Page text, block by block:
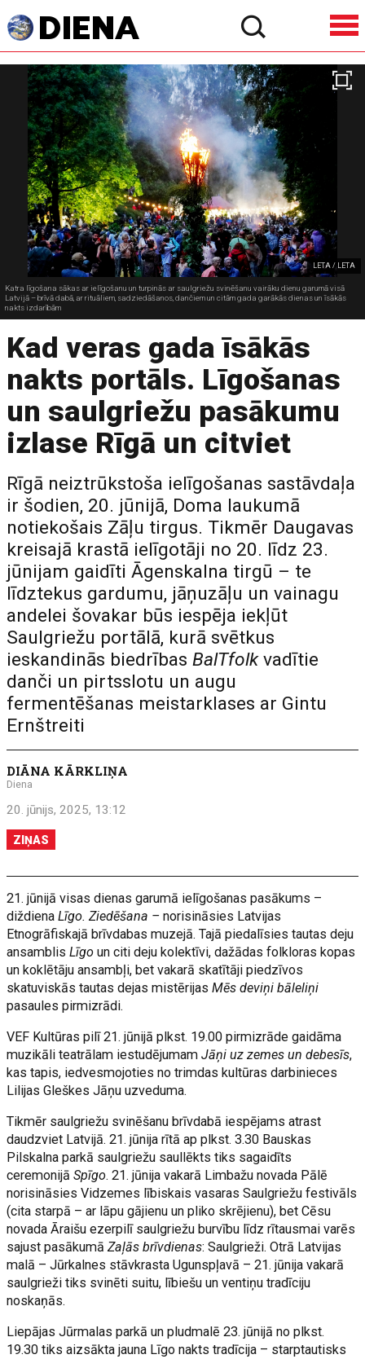
LETA / LETA
Katra līgošana sākas ar ielīgošanu un turpinās ar saulgriežu svinēšanu vairāku dienu garumā visā
Latvijā – brīvā dabā, ar rituāliem, sadziedāšanos, dančiem un citām gada garākās dienas un īsākās
nakts izdarībām
Kad veras gada īsākās
nakts portāls. Līgošanas
un saulgriežu pasākumu
izlase Rīgā un citviet
Rīgā neiztrūkstoša ielīgošanas sastāvdaļa
ir šodien, 20. jūnijā, Doma laukumā
notiekošais Zāļu tirgus. Tikmēr Daugavas
kreisajā krastā ielīgotāji no 20. līdz 23.
jūnijam gaidīti Āgenskalna tirgū – te
līdztekus gardumu, jāņuzāļu un vainagu
andelei šovakar būs iespēja iekļūt
Saulgriežu portālā, kurā svētkus
ieskandinās biedrībasBalTfolkvadītie
danči un pirtsslotu un augu
fermentēšanas meistarklases ar Gintu
Ernštreiti
DIĀNA KĀRKLIŅA
Diena
20. jūnijs, 2025, 13:12
ZIŅAS
21. jūnijā visas dienas garumā ielīgošanas pasākums –
diždienaLīgo. Ziedēšana – norisināsies Latvijas
Etnogrāfiskajā brīvdabas muzejā. Tajā piedalīsies tautas deju
ansamblisLīgo un citi deju kolektīvi, dažādas folkloras kopas
un koklētāju ansambļi, bet vakarā skatītāji piedzīvos
skatuviskās tautas dejas mistērijasMēs deviņi bāleliņi
pasaules pirmizrādi.
VEF Kultūras pilī 21. jūnijā plkst. 19.00 pirmizrāde gaidāma
muzikāli teatrālam iestudējumamJāņi uz zemes un debesīs,
kas tapis, iedvesmojoties no trimdas kultūras darbinieces
Lilijas Gleškes Jāņu uzveduma.
Tikmēr saulgriežu svinēšanu brīvdabā iespējams atrast
daudzviet Latvijā. 21. jūnija rītā ap plkst. 3.30 Bauskas
Pilskalna parkā saulgriežu saullēkts tiks sagaidīts
ceremonijāSpīgo. 21. jūnija vakarā Limbažu novada Pālē
norisināsies Vidzemes lībiskais vasaras Saulgriežu festivāls
(cita starpā – ar lāpu gājienu un pliko skrējienu), bet Cēsu
novada Āraišu ezerpilī saulgriežu burvību līdz rītausmai varēs
sajust pasākumā Zaļās brīvdienas: Saulgrieži. Otrā Latvijas
malā – Jūrkalnes stāvkrasta Ugunspļavā – 21. jūnija vakarā
saulgrieži tiks svinēti suitu, lībiešu un ventiņu tradīciju
noskaņās.
Liepājas Jūrmalas parkā un pludmalē 23. jūnijā no plkst.
19.30 tiks aizsākta jauna Līgo nakts tradīcija – starptautisks